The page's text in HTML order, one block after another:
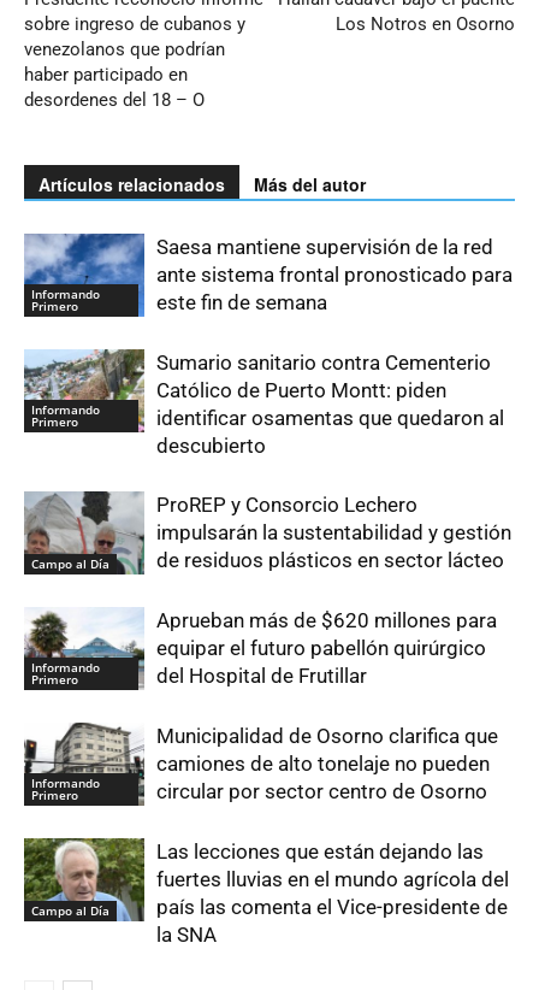
sobre ingreso de cubanos y
venezolanos que podrían
haber participado en
desordenes del 18 – O
Los Notros en Osorno
Artículos relacionados Más del autor
Informando
Primero
Saesa mantiene supervisión de la red
ante sistema frontal pronosticado para
este fin de semana
Informando
Primero
Sumario sanitario contra Cementerio
Católico de Puerto Montt: piden
identificar osamentas que quedaron al
descubierto
Campo al Día
ProREP y Consorcio Lechero
impulsarán la sustentabilidad y gestión
de residuos plásticos en sector lácteo
Informando
Primero
Aprueban más de $620 millones para
equipar el futuro pabellón quirúrgico
del Hospital de Frutillar
Informando
Primero
Municipalidad de Osorno clarifica que
camiones de alto tonelaje no pueden
circular por sector centro de Osorno
Campo al Día
Las lecciones que están dejando las
fuertes lluvias en el mundo agrícola del
país las comenta el Vice-presidente de
la SNA